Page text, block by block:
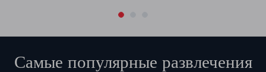
Самые популярные развлечения